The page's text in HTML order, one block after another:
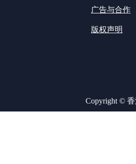
广告与合作
版权声明
Copyright © 香